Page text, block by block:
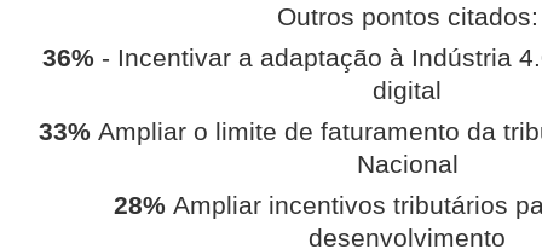
Outros pontos citados:
36% - Incentivar a adaptação à Indústria
digital
33%Ampliar o limite de faturamento da
Nacional
28% Ampliar incentivos tributários
desenvolvimento